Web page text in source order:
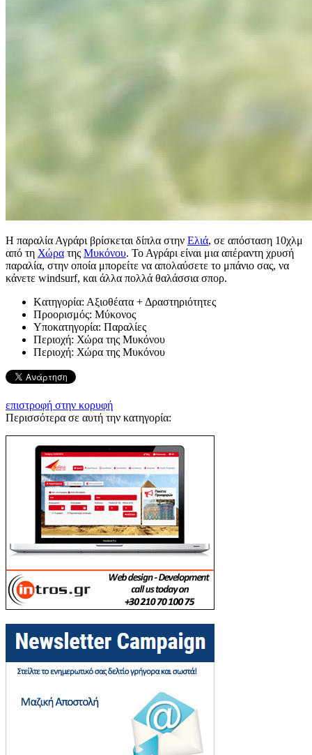
Η παραλία Αγράρι βρίσκεται δίπλα στην Ελιά, σε απόσταση 10χλμ
από τη Χώρα της Μυκόνου. Το Αγράρι είναι μια απέραντη χρυσή
παραλία, στην οποία μπορείτε να απολαύσετε το μπάνιο σας, να
κάνετε windsurf, και άλλα πολλά θαλάσσια σπορ.
Kατηγορία: Αξιοθέατα + Δραστηριότητες
Προορισμός: Μύκονος
Υποκατηγορία: Παραλίες
Περιοχή: Χώρα της Μυκόνου
Περιοχή: Χώρα της Μυκόνου
επιστροφή στην κορυφή
Περισσότερα σε αυτή την κατηγορία: